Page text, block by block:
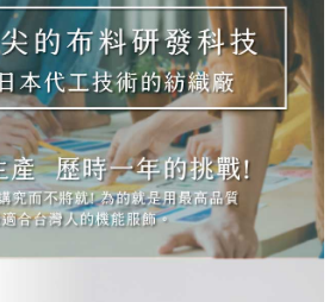
oleh Taiwan Mobile Co., Ltd. (“Syarikat”),
membeli barangan atau perkhidmatan
masa transaksi. Hasil daripada pembelian
akan dipindahkan oleh peniaga kepada
membuat pembayaran mengikut
bil Syarikat.
kontrak yang terjalin melalui persetujuan
peniaga akan memberikan maklumat peribadi
telefon, atau alamat) kepada Syarikat bagi
dan penggunaan data yang
ansuran, termasuk pengesahan,
oleh AFTEE.
mestilah lebih besar daripada NT$20.
untuk ahli Taiwan.
Bayar Kemudian disediakan oleh NP
membuat bil kepada pengguna. AFTEE
yang dikumpul (termasuk nama
no. telefon, alamat penerima) untuk
Sila rujuk kepada "Penyata Pengumpulan
Penggunaan"
) untuk maklumat lanjut.